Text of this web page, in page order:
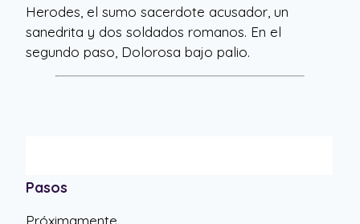
Herodes, el sumo sacerdote acusador, un
sanedrita y dos soldados romanos. En el
segundo paso, Dolorosa bajo palio.
Pasos
Próximamente